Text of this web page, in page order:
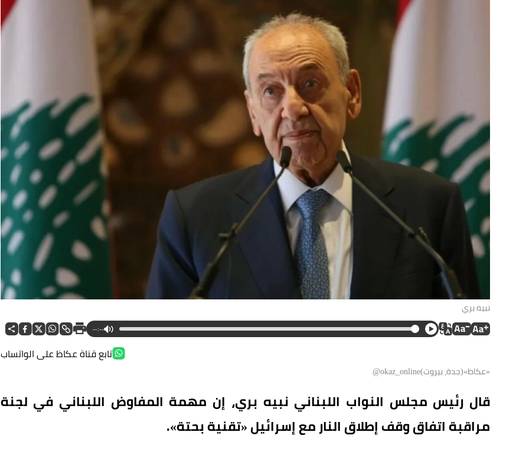
نبيه بري
--:--
تابع قناة عكاظ على الواتساب
«عكاظ»(جدة، بيروت)okaz_online@
قال رئيس مجلس النواب اللبناني نبيه بري، إن مهمة المفاوض اللبناني في لجنة
مراقبة اتفاق وقف إطلاق النار مع إسرائيل «تقنية بحتة».